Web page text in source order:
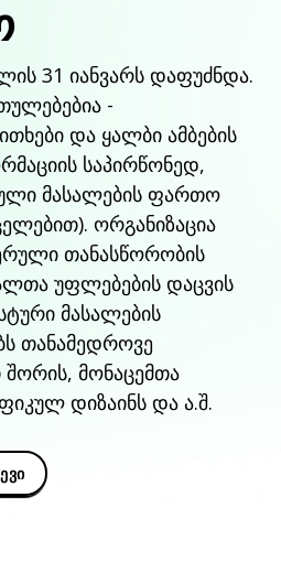
31 იანვარს დაფუძნდა.
-
და ყალბი ამბების
საპირწონედ,
მასალების ფართო
ორგანიზაცია
თანასწორობის
უფლებების დაცვის
მასალების
თანამედროვე
მონაცემთა
დიზაინს და ა.შ.